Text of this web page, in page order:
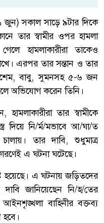
জুন) সকাল সাড়ে ৯টার দিকে
তার স্বামীর ওপর হামলা
হামলাকারীরা তাকেও
এরপর তার সন্তান ও তার
বাবু, সুমনসহ ৫-৬ জন
অভিযোগ করেন তিনি।
তার স্বামীকে
দিয়ে নি/র্ম/মভাবে আ/ঘা/ত
তার দাবি, শুধুমাত্র
এ ঘটনা ঘটেছে।
হয়েছে। এ ঘটনায় জড়িতদের
জানিয়েছেন নি/হ/তের
বাহিনীর বক্তব্য